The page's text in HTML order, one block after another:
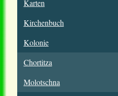
Karten
Kirchenbuch
Kolonie
Chortitza
Molotschna